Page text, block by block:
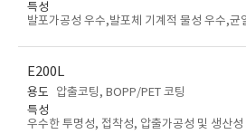
특성
발포가공성 우수,발포체 기계적 물성 우수,균
E200L
용도
압출코팅, BOPP/PET 코팅
특성
우수한 투명성, 접착성, 압출가공성 및 생산